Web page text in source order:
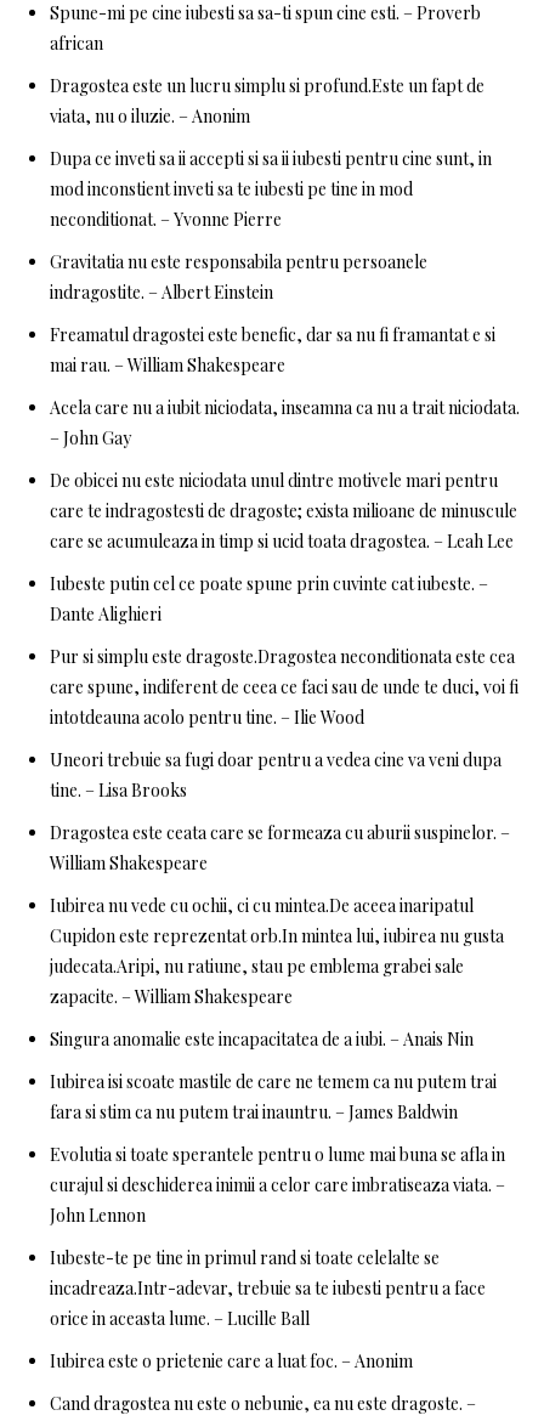
Spune-mi pe cine iubesti sa sa-ti spun cine esti. – Proverb
african
Dragostea este un lucru simplu si profund.Este un fapt de
viata, nu o iluzie. – Anonim
Dupa ce inveti sa ii accepti si sa ii iubesti pentru cine sunt, in
mod inconstient inveti sa te iubesti pe tine in mod
neconditionat. – Yvonne Pierre
Gravitatia nu este responsabila pentru persoanele
indragostite. – Albert Einstein
Freamatul dragostei este benefic, dar sa nu fi framantat e si
mai rau. – William Shakespeare
Acela care nu a iubit niciodata, inseamna ca nu a trait niciodata.
– John Gay
De obicei nu este niciodata unul dintre motivele mari pentru
care te indragostesti de dragoste; exista milioane de minuscule
care se acumuleaza in timp si ucid toata dragostea. – Leah Lee
Iubeste putin cel ce poate spune prin cuvinte cat iubeste. –
Dante Alighieri
Pur si simplu este dragoste.Dragostea neconditionata este cea
care spune, indiferent de ceea ce faci sau de unde te duci, voi fi
intotdeauna acolo pentru tine. – Ilie Wood
Uneori trebuie sa fugi doar pentru a vedea cine va veni dupa
tine. – Lisa Brooks
Dragostea este ceata care se formeaza cu aburii suspinelor. –
William Shakespeare
Iubirea nu vede cu ochii, ci cu mintea.De aceea inaripatul
Cupidon este reprezentat orb.In mintea lui, iubirea nu gusta
judecata.Aripi, nu ratiune, stau pe emblema grabei sale
zapacite. – William Shakespeare
Singura anomalie este incapacitatea de a iubi. – Anais Nin
Iubirea isi scoate mastile de care ne temem ca nu putem trai
fara si stim ca nu putem trai inauntru. – James Baldwin
Evolutia si toate sperantele pentru o lume mai buna se afla in
curajul si deschiderea inimii a celor care imbratiseaza viata. –
John Lennon
Iubeste-te pe tine in primul rand si toate celelalte se
incadreaza.Intr-adevar, trebuie sa te iubesti pentru a face
orice in aceasta lume. – Lucille Ball
Iubirea este o prietenie care a luat foc. – Anonim
Cand dragostea nu este o nebunie, ea nu este dragoste. –